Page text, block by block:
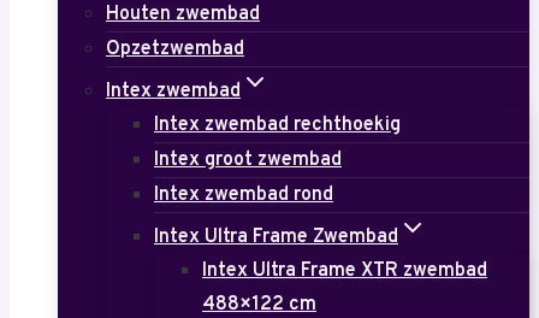
Houten zwembad
Opzetzwembad
Intex zwembad
Intex zwembad rechthoekig
Intex groot zwembad
Intex zwembad rond
Intex Ultra Frame Zwembad
Intex Ultra Frame XTR zwembad
488×122 cm